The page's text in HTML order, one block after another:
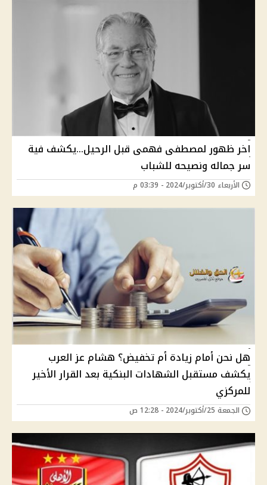
اخر ظهور لمصطفى فهمى قبل الرحيل...يكشف فية
سر جماله ونصيحه للشباب
الأربعاء 30/أكتوبر/2024 - 03:39 م
هل نحن أمام زيادة أم تخفيض؟ هشام عز العرب
يكشف مستقبل الشهادات البنكية بعد القرار الأخير
للمركزي
الجمعة 25/أكتوبر/2024 - 12:28 ص